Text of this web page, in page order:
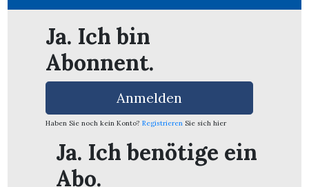
Ja. Ich bin
Abonnent.
Anmelden
Haben Sie noch kein Konto? Registrieren Sie sich hier
Ja. Ich benötige ein
Abo.